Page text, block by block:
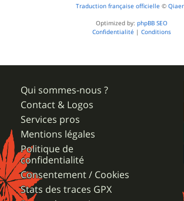
Traduction française officielle ©
Optimized by: phpBB SEO
Confidentialité | Conditions
Qui sommes-nous ?
Contact & Logos
Services pros
Mentions légales
Politique de
confidentialité
Consentement / Cookies
Stats des traces GPX